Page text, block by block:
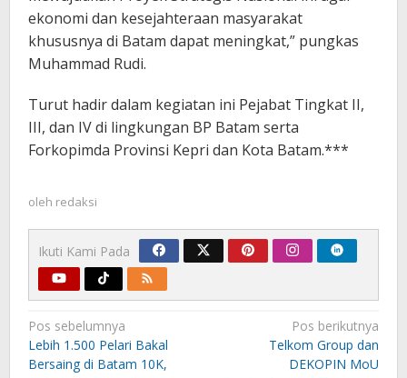
ekonomi dan kesejahteraan masyarakat
khususnya di Batam dapat meningkat,” pungkas
Muhammad Rudi.
Turut hadir dalam kegiatan ini Pejabat Tingkat II,
III, dan IV di lingkungan BP Batam serta
Forkopimda Provinsi Kepri dan Kota Batam.***
oleh redaksi
Ikuti Kami Pada
Navigasi
pos
Pos sebelumnya
Lebih 1.500 Pelari Bakal
Bersaing di Batam 10K,
Pos berikutnya
Telkom Group dan
DEKOPIN MoU